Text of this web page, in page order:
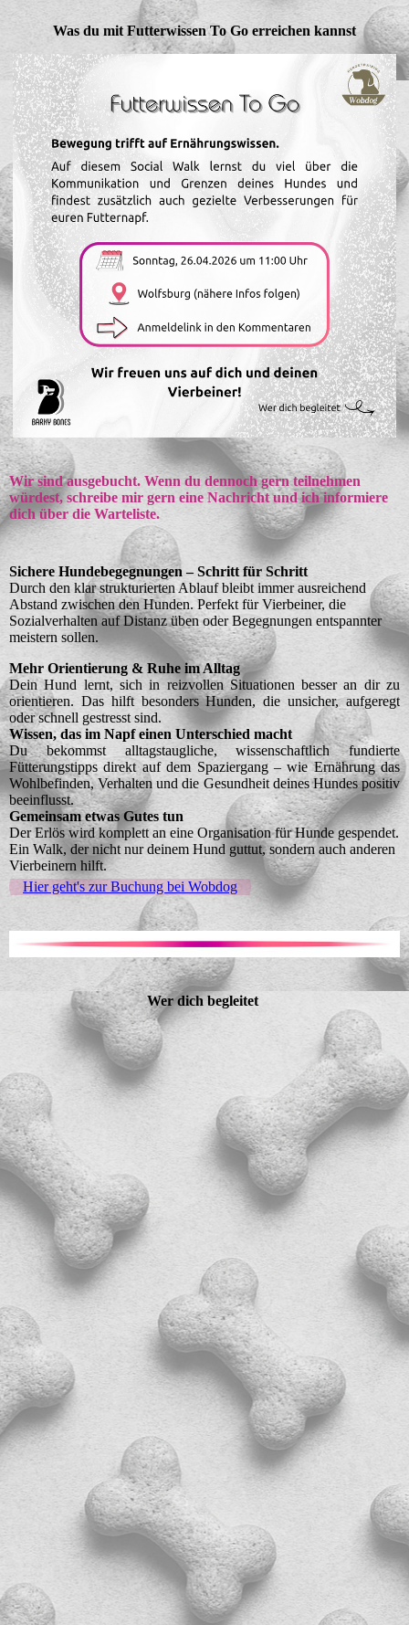
Was du mit Futterwissen To Go erreichen kannst
Wir sind ausgebucht. Wenn du dennoch gern teilnehmen
würdest, schreibe mir gern eine Nachricht und ich informiere
dich über die Warteliste.
Sichere Hundebegegnungen – Schritt für Schritt
Durch den klar strukturierten Ablauf bleibt immer ausreichend
Abstand zwischen den Hunden. Perfekt für Vierbeiner, die
Sozialverhalten auf Distanz üben oder Begegnungen entspannter
meistern sollen.
Mehr Orientierung & Ruhe im Alltag
Dein Hund lernt, sich in reizvollen Situationen besser an dir zu
orientieren. Das hilft besonders Hunden, die unsicher, aufgeregt
oder schnell gestresst sind.
Wissen, das im Napf einen Unterschied macht
Du bekommst alltagstaugliche, wissenschaftlich fundierte
Fütterungstipps direkt auf dem Spaziergang – wie Ernährung das
Wohlbefinden, Verhalten und die Gesundheit deines Hundes positiv
beeinflusst.
Gemeinsam etwas Gutes tun
Der Erlös wird komplett an eine Organisation für Hunde gespendet.
Ein Walk, der nicht nur deinem Hund guttut, sondern auch anderen
Vierbeinern hilft.
Hier geht's zur Buchung bei Wobdog
Wer dich begleitet